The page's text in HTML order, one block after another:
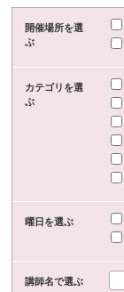
開催場所を選
ぶ
カテゴリを選
ぶ
曜日を選ぶ
講師名で選ぶ